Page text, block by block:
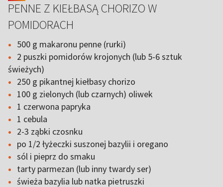
PENNE Z KIEŁBASĄ CHORIZO W
POMIDORACH
500 g makaronu penne (rurki)
2 puszki pomidorów krojonych (lub 5-6 sztuk
świeżych)
250 g pikantnej kiełbasy chorizo
100 g zielonych (lub czarnych) oliwek
1 czerwona papryka
1 cebula
2-3 ząbki czosnku
po 1/2 łyżeczki suszonej bazylii i oregano
sól i pieprz do smaku
tarty parmezan (lub inny twardy ser)
świeża bazylia lub natka pietruszki